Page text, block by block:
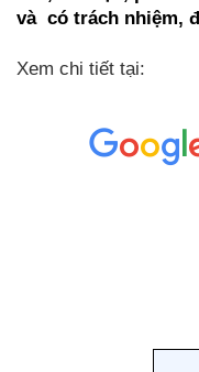
và  có trách nhiệm,
Xem chi tiết tại: